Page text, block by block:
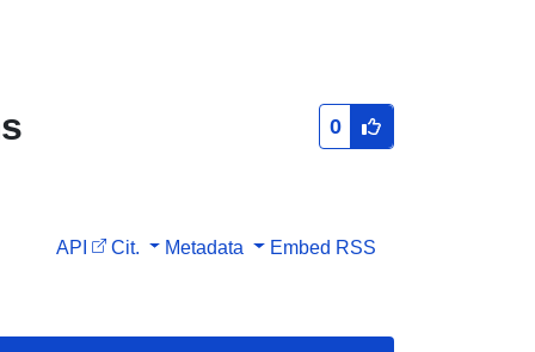
0
API Cit. Metadata Embed RSS